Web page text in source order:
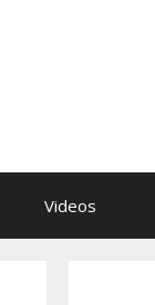
Videos